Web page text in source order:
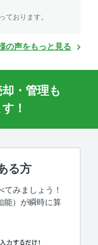
ております。
の声をもっと見る
・管理も
！
る方
みましょう！
能）が瞬時に算